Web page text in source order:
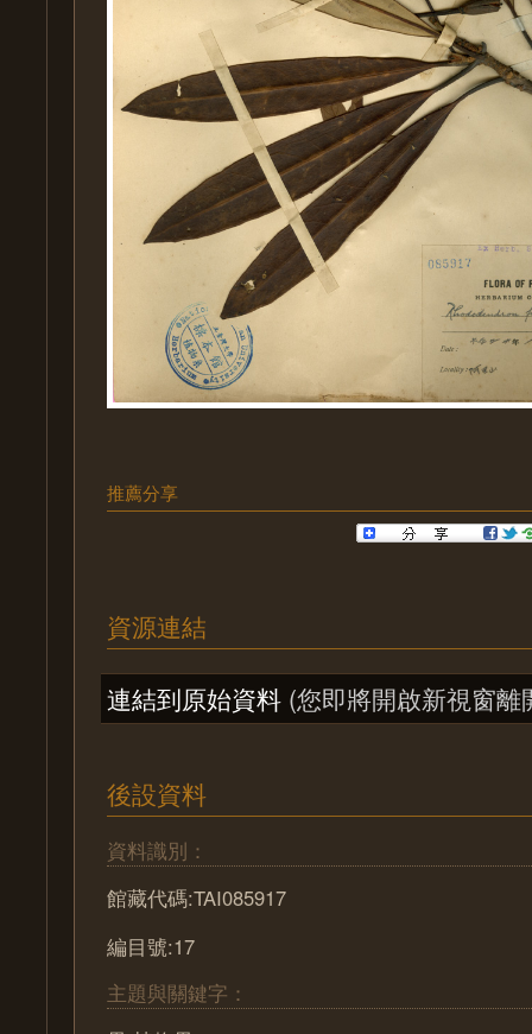
推薦分享
資源連結
連結到原始資料 (您即將開啟新視窗離
後設資料
資料識別：
館藏代碼:TAI085917
編目號:17
主題與關鍵字：